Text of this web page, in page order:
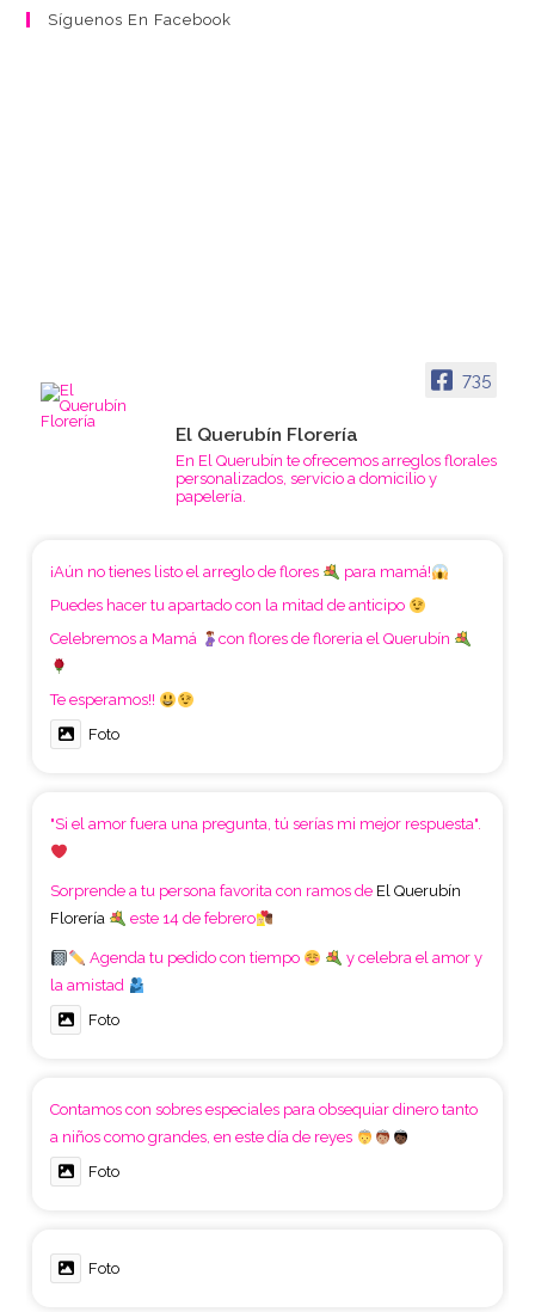
Síguenos En Facebook
735
El Querubín Florería
En El Querubín te ofrecemos arreglos florales
personalizados, servicio a domicilio y
papelería.
¡Aún no tienes listo el arreglo de flores
para mamá!
Puedes hacer tu apartado con la mitad de anticipo
Celebremos a Mamá
con flores de floreria el Querubín
Te esperamos!!
Foto
"Si el amor fuera una pregunta, tú serías mi mejor respuesta".
Sorprende a tu persona favorita con ramos de El Querubín
Florería
este 14 de febrero
Agenda tu pedido con tiempo
y celebra el amor y
la amistad
Foto
Contamos con sobres especiales para obsequiar dinero tanto
a niños como grandes, en este día de reyes
Foto
Foto